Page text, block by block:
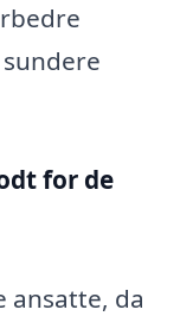
for de
ansatte, da